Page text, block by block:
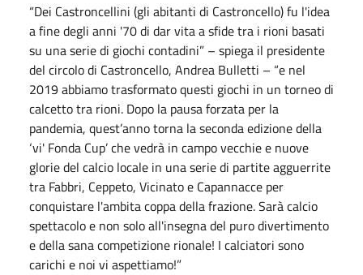
“Dei Castroncellini (gli abitanti di Castroncello) fu l'idea
a fine degli anni '70 di dar vita a sfide tra i rioni basati
su una serie di giochi contadini” – spiega il presidente
del circolo di Castroncello, Andrea Bulletti – “e nel
2019 abbiamo trasformato questi giochi in un torneo di
calcetto tra rioni. Dopo la pausa forzata per la
pandemia, quest’anno torna la seconda edizione della
‘vi' Fonda Cup’ che vedrà in campo vecchie e nuove
glorie del calcio locale in una serie di partite agguerrite
tra Fabbri, Ceppeto, Vicinato e Capannacce per
conquistare l'ambita coppa della frazione. Sarà calcio
spettacolo e non solo all'insegna del puro divertimento
e della sana competizione rionale! I calciatori sono
carichi e noi vi aspettiamo!”